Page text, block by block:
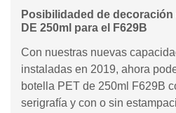
Posibilidaded de
DE 250ml para el F629B
Con nuestras nuevas
instaladas en 2019, ahora
botella PET de 250ml F629B
serigrafía y con o sin